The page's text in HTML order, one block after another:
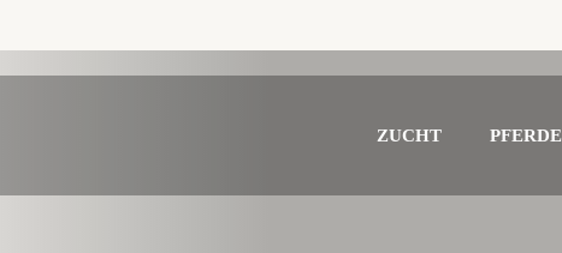
ZUCHT PFERDE